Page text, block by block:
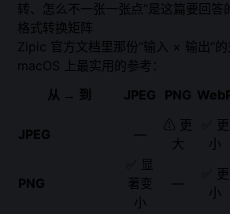
转、怎么不一张一张点”是这篇要回答
格式转换矩阵
Zipic 官方文档里那份“输入 × 输出”
macOS 上最实用的参考：
从 → 到
JPEG PNG
JPEG
⚠ 更
大
✅ 更
小
PNG
✅ 显
著变
小
✅ 更
小